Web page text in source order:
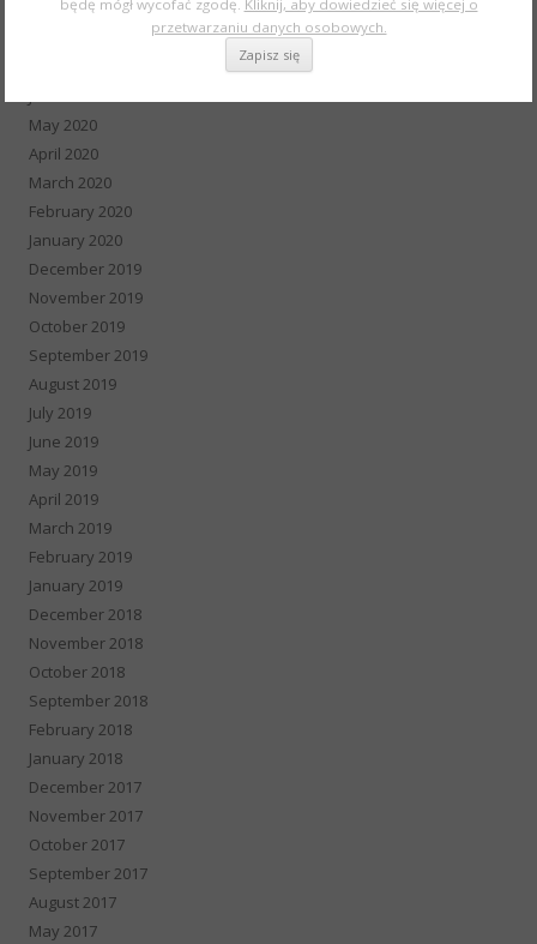
September 2020
May 2020
April 2020
March 2020
February 2020
January 2020
December 2019
November 2019
October 2019
September 2019
August 2019
July 2019
June 2019
May 2019
April 2019
March 2019
February 2019
January 2019
December 2018
November 2018
October 2018
September 2018
February 2018
January 2018
December 2017
November 2017
October 2017
September 2017
August 2017
May 2017
będę mógł wycofać zgodę. Kliknij, aby dowiedzieć się więcej o
przetwarzaniu danych osobowych.